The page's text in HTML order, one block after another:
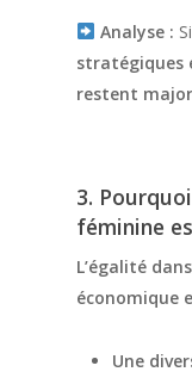
Analyse :
stratégiques
restent
3.
féminine
L’égalité
économique
Une